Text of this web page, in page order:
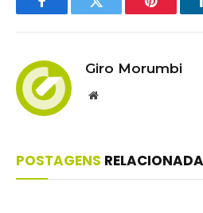
FacebookTwitter Pinterest
Giro Morumbi
Website
POSTAGENS